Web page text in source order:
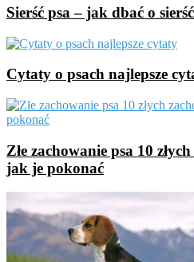
Sierść psa – jak dbać o sierść
Cytaty o psach najlepsze
Złe zachowanie psa 10
jak je pokonać